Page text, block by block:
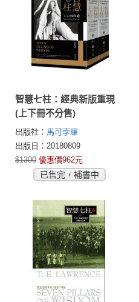
智慧七柱：經典新版重現
(上下冊不分售)
出版社： 馬可孛羅
出版日：20180809
$1300 優惠價962元
已售完，補書中